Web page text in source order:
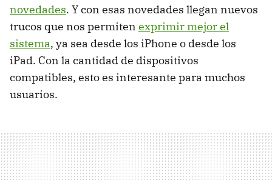
novedades. Y con esas novedades llegan nuevos
trucos que nos permiten exprimir mejor el
sistema, ya sea desde los iPhone o desde los
iPad. Con la cantidad de dispositivos
compatibles, esto es interesante para muchos
usuarios.